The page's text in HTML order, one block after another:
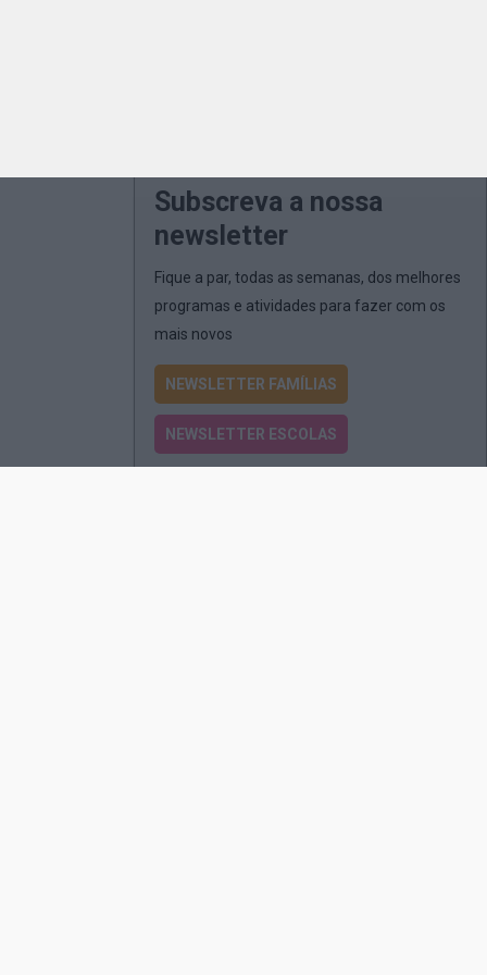
Subscreva a nossa
newsletter
Fique a par, todas as semanas, dos melhores
programas e atividades para fazer com os
mais novos
NEWSLETTER FAMÍLIAS
NEWSLETTER ESCOLAS